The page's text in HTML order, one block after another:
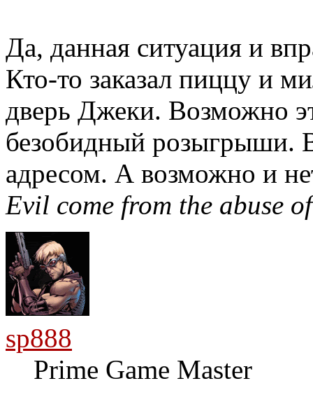
Да, данная ситуация и
Кто-то заказал пиццу и
дверь Джеки. Возможно
безобидный розыгрыши.
адресом. А возможно и
Evil come from the abuse
sp888
Prime Game Master